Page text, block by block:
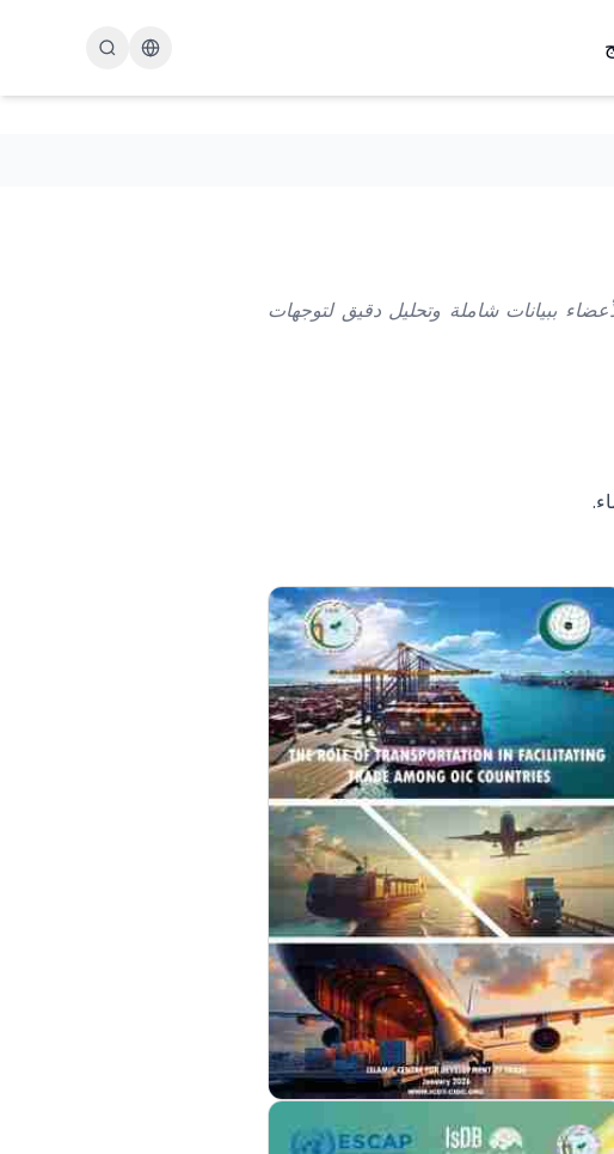
la langue
ببيانات شاملة وتحليل دقيق لتوجهات
مزيد من التفاصيل